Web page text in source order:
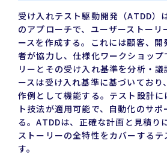
受け入れテスト駆動開発（ATDD）
のアプローチで、ユーザーストーリ
ースを作成する。これには顧客、開
者が協力し、仕様化ワークショップ
リーとその受け入れ基準を分析・
ースは受け入れ基準に基づいてお
作例として機能する。テスト設計に
ト技法が適用可能で、自動化のサ
る。ATDDは、正確な計画と見積り
ストーリーの全特性をカバーする
す。